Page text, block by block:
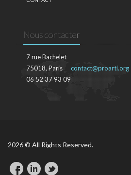
Nous contacter
7 rue Bachelet
75018, Paris
06 52 37 93 09
contact@proarti.org
2026 © All Rights Reserved.